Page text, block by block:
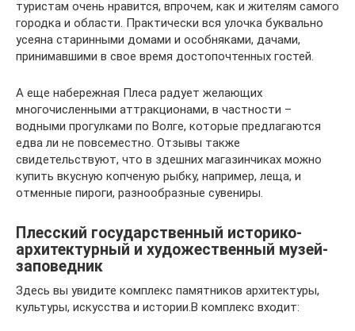
туристам очень нравится, впрочем, как и жителям самого
городка и области. Практически вся улочка буквально
усеяна старинными домами и особняками, дачами,
принимавшими в свое время достопочтенных гостей.
А еще набережная Плеса радует желающих
многочисленными аттракционами, в частности –
водными прогулками по Волге, которые предлагаются
едва ли не повсеместно. Отзывы также
свидетельствуют, что в здешних магазинчиках можно
купить вкусную копченую рыбку, например, леща, и
отменные пироги, разнообразные сувениры.
Плесский государственный историко-
архитектурный и художественный музей-
заповедник
Здесь вы увидите комплекс памятников архитектуры,
культуры, искусства и истории.В комплекс входит: